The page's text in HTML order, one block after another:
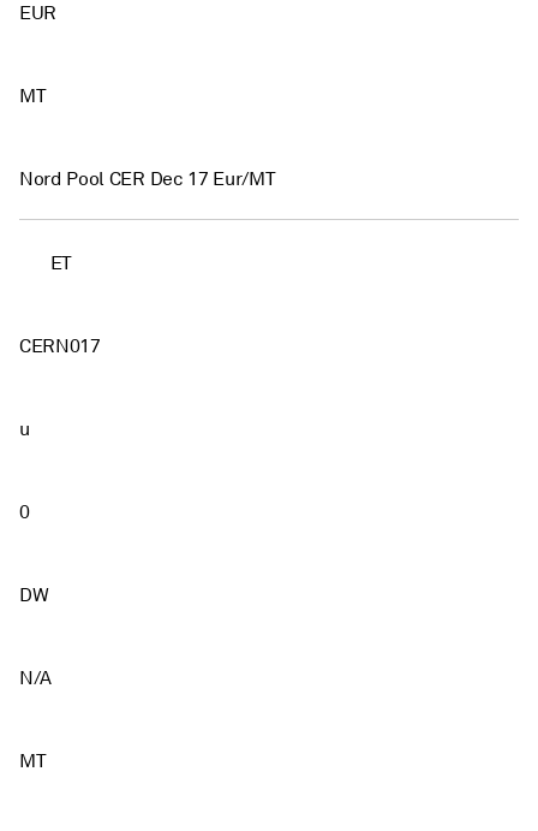
EUR
MT
Nord Pool CER Dec 17 Eur/MT
ET
CERN017
u
0
DW
N/A
MT